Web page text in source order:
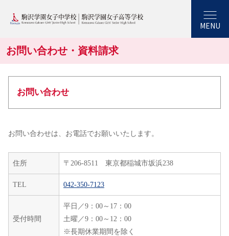
MENU
お問い合わせ・資料請求
お問い合わせ
お問い合わせは、お電話でお願いいたします。
住所 〒206-8511 東京都稲城市坂浜238
TEL 042-350-7123
受付時間
平日／9：00～17：00
土曜／9：00～12：00
※長期休業期間を除く